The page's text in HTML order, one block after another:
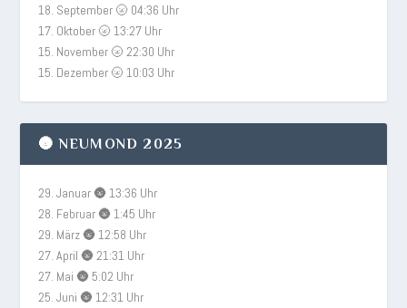
18. September 🌝 04:36 Uhr
17. Oktober 🌝 13:27 Uhr
15. November 🌝 22:30 Uhr
15. Dezember 🌝 10:03 Uhr
🌚 NEUMOND 2025
29. Januar 🌚 13:36 Uhr
28. Februar 🌚 1:45 Uhr
29. März 🌚 12:58 Uhr
27. April 🌚 21:31 Uhr
27. Mai 🌚 5:02 Uhr
25. Juni 🌚 12:31 Uhr